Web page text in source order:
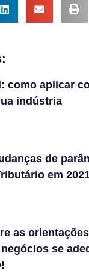
como aplicar
indústria
de
em
as
se